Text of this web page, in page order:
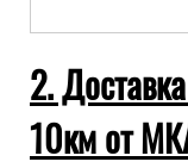
2.
10км от